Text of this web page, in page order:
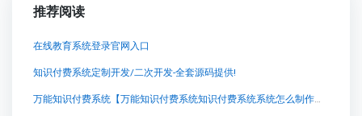
推荐阅读
在线教育系统登录官网入口
知识付费系统定制开发/二次开发-全套源码提供!
万能知识付费系统【万能知识付费系统知识付费系统系统怎么制作，知识付费系统搭建使用教程】